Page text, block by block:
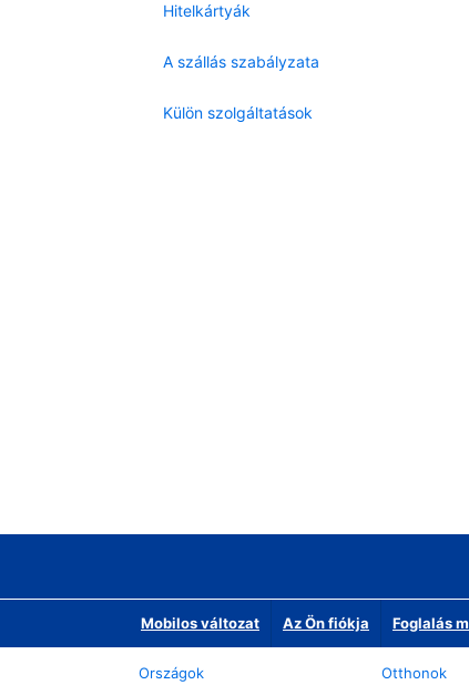
Hitelkártyák
A szállás szabályzata
Külön szolgáltatások
Mobilos változat Az Ön fiókja Foglalás
Országok
Otthonok